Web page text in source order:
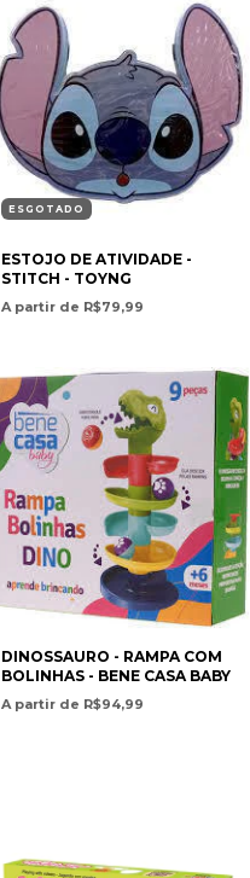
ESGOTADO
ESTOJO DE ATIVIDADE -
STITCH - TOYNG
A partir de R$79,99
DINOSSAURO - RAMPA COM
BOLINHAS - BENE CASA BABY
A partir de R$94,99